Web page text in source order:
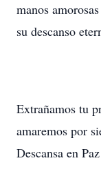
manos
su descanso
Extrañamos tu
amaremos por
Descansa en Paz